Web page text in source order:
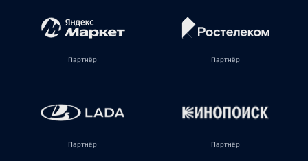
Партнёр Партнёр
Партнёр Партнёр